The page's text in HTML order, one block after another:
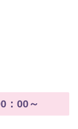
：00～